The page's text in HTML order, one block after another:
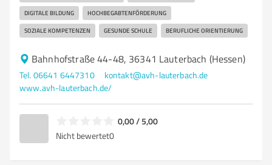
DIGITALE BILDUNG HOCHBEGABTENFÖRDERUNG
SOZIALE KOMPETENZEN GESUNDE SCHULE BERUFLICHE ORIENTIERUNG
Bahnhofstraße 44-48, 36341 Lauterbach (Hessen)
Tel. 06641 6447310
kontakt@avh-lauterbach.de
www.avh-lauterbach.de/
0,00 / 5,00
Nicht bewertet0